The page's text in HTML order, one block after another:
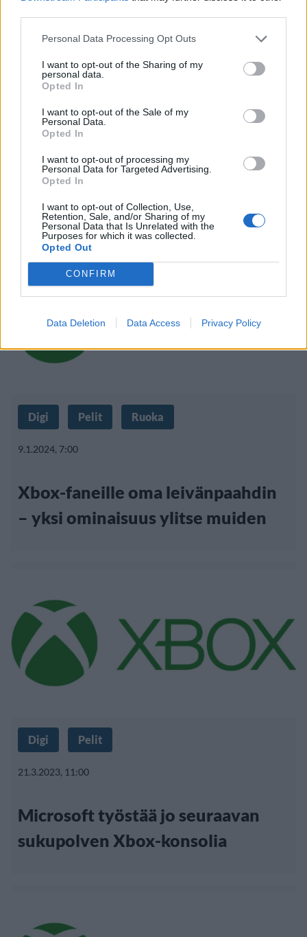
Personal Data Processing Opt Outs
I want to opt-out of the Sharing of my
personal data.
Opted In
I want to opt-out of the Sale of my
Personal Data.
Opted In
I want to opt-out of processing my
Personal Data for Targeted Advertising.
Opted In
I want to opt-out of Collection, Use,
Retention, Sale, and/or Sharing of my
Personal Data that Is Unrelated with the
Purposes for which it was collected.
Opted Out
CONFIRM
Data Deletion Data Access Privacy Policy
Digi Pelit
27.2.2024, 21:45
Uusi Xbox-malli ehkä jo tulevana
Digi Pelit Ruoka
9.1.2024, 7:00
Xbox-faneille oma leivänpaahdin
– yksi ominaisuus ylitse muiden
Digi Pelit
21.3.2023, 11:00
Microsoft työstää jo seuraavan
sukupolven Xbox-konsolia